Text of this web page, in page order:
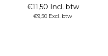
€11,50 Incl. btw
€9,50 Excl. btw